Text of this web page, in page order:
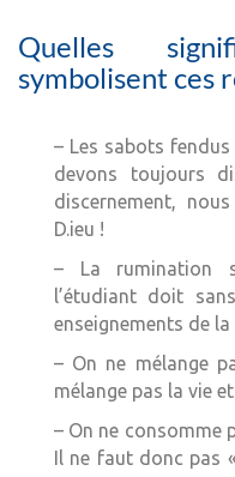
Quelles
symbolisent ces
– Les sabots
devons toujours
discernement,
D.ieu !
– La rumination
l’étudiant doit
enseignements de
– On ne mélange
mélange pas la vie
– On ne consomme
Il ne faut donc pas